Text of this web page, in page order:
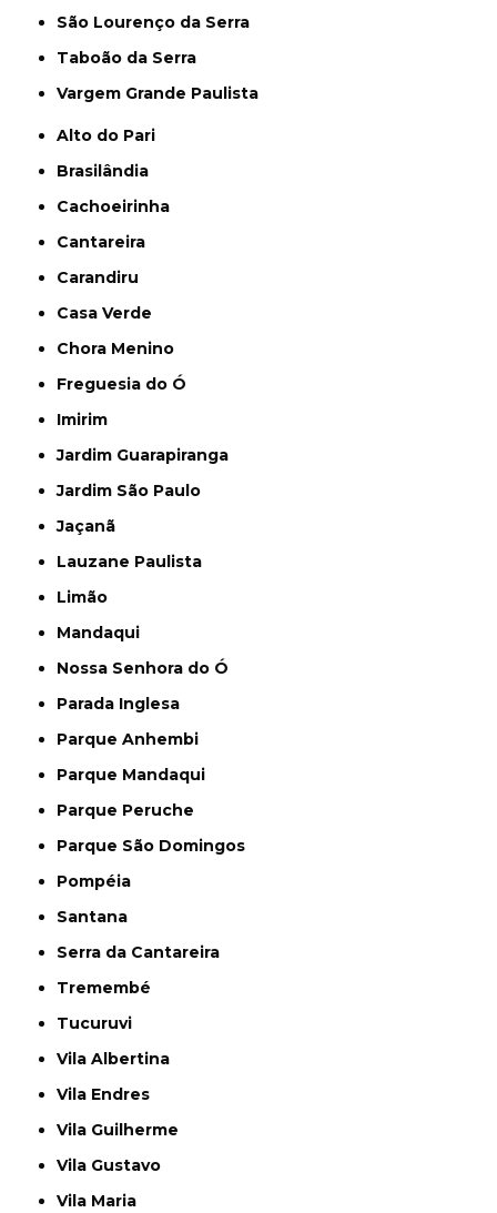
São Lourenço da Serra
Taboão da Serra
Vargem Grande Paulista
Alto do Pari
Brasilândia
Cachoeirinha
Cantareira
Carandiru
Casa Verde
Chora Menino
Freguesia do Ó
Imirim
Jardim Guarapiranga
Jardim São Paulo
Jaçanã
Lauzane Paulista
Limão
Mandaqui
Nossa Senhora do Ó
Parada Inglesa
Parque Anhembi
Parque Mandaqui
Parque Peruche
Parque São Domingos
Pompéia
Santana
Serra da Cantareira
Tremembé
Tucuruvi
Vila Albertina
Vila Endres
Vila Guilherme
Vila Gustavo
Vila Maria